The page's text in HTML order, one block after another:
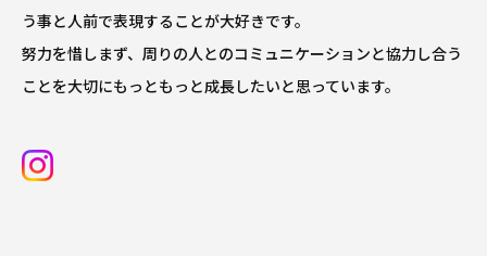
う事と人前で表現することが大好きです。
努力を惜しまず、周りの人とのコミュニケーションと協力し合う
ことを大切にもっともっと成長したいと思っています。